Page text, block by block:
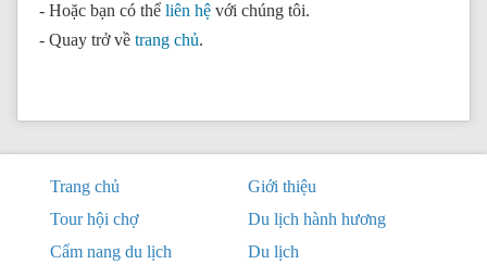
- Hoặc bạn có thể liên hệ với chúng tôi.
- Quay trở về trang chủ.
Trang chủ
Giới thiệu
Tour hội chợ
Du lịch hành hương
Cẩm nang du lịch
Du lịch